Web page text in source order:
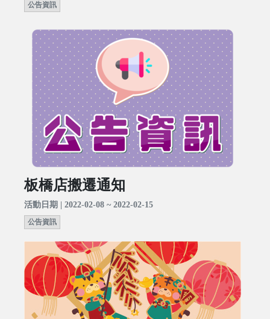
公告資訊
板橋店搬遷通知
活動日期 | 2022-02-08 ~ 2022-02-15
公告資訊